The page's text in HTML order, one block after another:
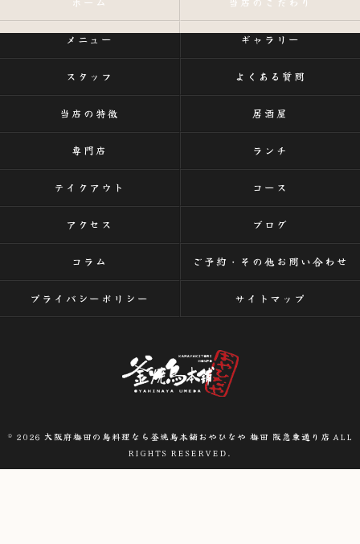
メニュー ギャラリー
スタッフ よくある質問
当店の特徴 居酒屋
専門店 ランチ
テイクアウト コース
アクセス ブログ
コラム ご予約・その他お問い合わせ
プライバシーポリシー サイトマップ
© 2026 大阪府梅田の鳥料理なら釜焼鳥本舗おやひなや 梅田 阪急東通り店 ALL
RIGHTS RESERVED.